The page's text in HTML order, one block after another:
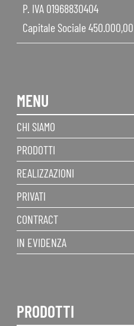
P. IVA 01968830404
Capitale Sociale 450.000,00
MENU
CHI SIAMO
PRODOTTI
REALIZZAZIONI
PRIVATI
CONTRACT
IN EVIDENZA
PRODOTTI